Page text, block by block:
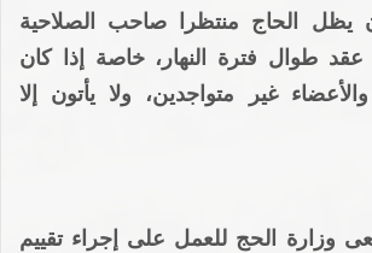
يظل الحاج منتظرا صاحب الصلاحية
طوال فترة النهار، خاصة إذا كان
غير متواجدين، ولا يأتون إلا
وزارة الحج للعمل على إجراء تقييم